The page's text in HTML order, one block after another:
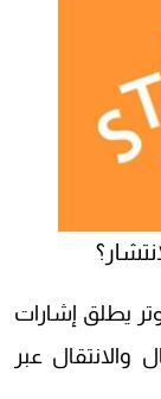
يطلق إشارات
والانتقال عبر